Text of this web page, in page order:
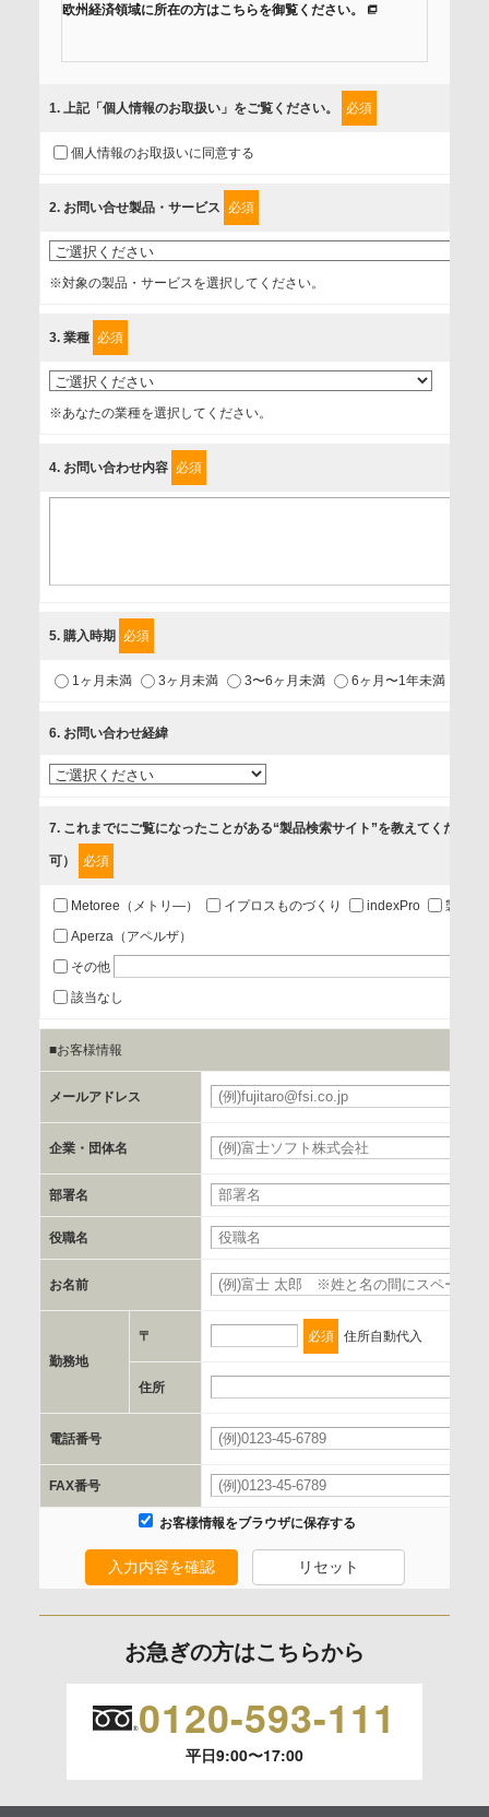
欧州経済領域に所在の方はこちらを御覧ください。
組みを行っています。
に取扱い、これらで定める範囲内で、サービスの提供やご案
内等のために利用させていただいております。
情報を提供されるお客様（本人）に対して、情報の収集目
的、管理者、提供の有無、情報提供の任意性や権利について
確認し、当社への情報提供がお客様の懸念にならないよう
上げます。
事業者名
個人情報保護責任者
1.当社が取り扱う商品・サービスに関するご案内
2.当社が開催（主催・共催・協賛）するセミナーなど、各種イ
3.お客様の業務内容、及び興味、関心に応じた情報の提供
4.お客様満足度調査等のアンケートの依頼
第三者提供の有無
あり
a.個人情報の提供・利用目的
当該企業/団体のサービス等のご案内及び当該企業/団体からの
お客様のご氏名、フリガナ、企業・団体名、部署名、役職、
郵便番号、住所、電話番号、FAX番号、メールアドレス
c.第三者への提供の手段または手法
書類の送付又は電子的な方法
d.提供先および管理者
当社とイベント/セミナーを共同で開催する企業/団体
e.個人情報取り扱いに関する契約
当社と当該企業/団体とは、個人情報取扱に関する覚書の締結
を行います。
委託の有無
利用目的の通知、開示、内容の訂正、追加または削除、利用
います。）に応じます。
開示等のご請求は、下記お問い合わせ先窓口へご連絡願いま
す。
1. 上記「個人情報のお取扱い」をご覧ください。 必須
個人情報のお取扱いに同意する
2. お問い合せ製品・サービス 必須
※対象の製品・サービスを選択してください。
3. 業種 必須
※あなたの業種を選択してください。
4. お問い合わせ内容 必須
5. 購入時期 必須
1ヶ月未満 3ヶ月未満 3〜6ヶ月未満 6ヶ月〜1年未満
6. お問い合わせ経緯
7. これまでにご覧になったことがある“製品検索サイト”を教えてください
可） 必須
Metoree（メトリ―） イプロスものづくり indexPro
製品ナ
Aperza（アペルザ）
その他
該当なし
■お客様情報
メールアドレス
企業・団体名
部署名
役職名
お名前
勤務地
〒 必須 住所自動代入
住所
電話番号
FAX番号
お客様情報をブラウザに保存する
入力内容を確認 リセット
お急ぎの方はこちらから
0120-593-111
平日9:00〜17:00